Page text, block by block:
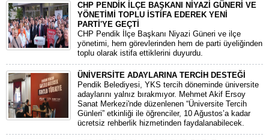
CHP PENDİK İLÇE BAŞKANI NİYAZİ GÜNERİ VE
YÖNETİMİ TOPLU İSTİFA EDEREK YENİ
PARTİ'YE GEÇTİ
​CHP Pendik İlçe Başkanı Niyazi Güneri ve ilçe
yönetimi, hem görevlerinden hem de parti üyeliğinden
toplu olarak istifa ettiklerini duyurdu.
ÜNİVERSİTE ADAYLARINA TERCİH DESTEĞİ
Pendik Belediyesi, YKS tercih döneminde üniversite
adaylarını yalnız bırakmıyor. Mehmet Akif Ersoy
Sanat Merkezi'nde düzenlenen “Üniversite Tercih
Günleri” etkinliği ile öğrenciler, 10 Ağustos’a kadar
ücretsiz rehberlik hizmetinden faydalanabilecek.